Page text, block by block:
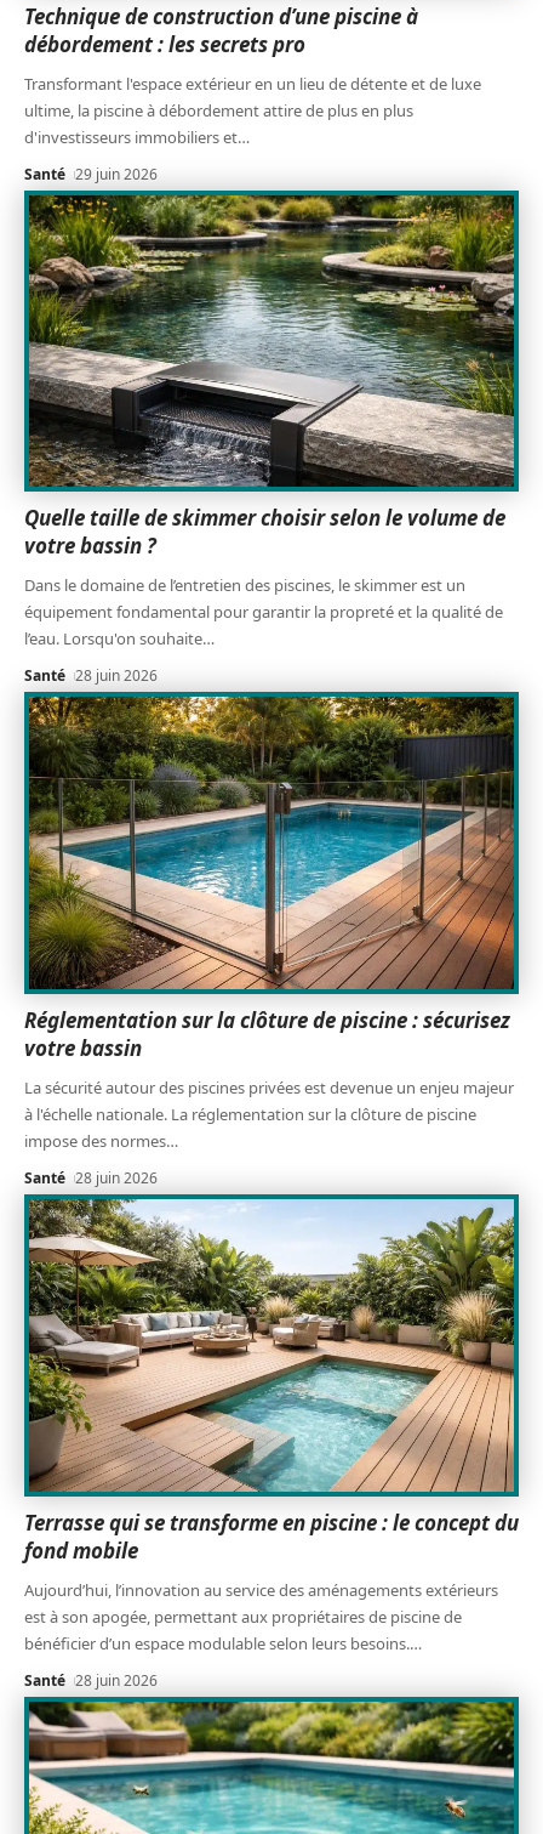
Technique de construction d’une piscine à
débordement : les secrets pro
Transformant l'espace extérieur en un lieu de détente et de luxe
ultime, la piscine à débordement attire de plus en plus
d'investisseurs immobiliers et…
Santé 29 juin 2026
Quelle taille de skimmer choisir selon le volume de
votre bassin ?
Dans le domaine de l’entretien des piscines, le skimmer est un
équipement fondamental pour garantir la propreté et la qualité de
l’eau. Lorsqu'on souhaite…
Santé 28 juin 2026
Réglementation sur la clôture de piscine : sécurisez
votre bassin
La sécurité autour des piscines privées est devenue un enjeu majeur
à l'échelle nationale. La réglementation sur la clôture de piscine
impose des normes…
Santé 28 juin 2026
Terrasse qui se transforme en piscine : le concept du
fond mobile
Aujourd’hui, l’innovation au service des aménagements extérieurs
est à son apogée, permettant aux propriétaires de piscine de
bénéficier d’un espace modulable selon leurs besoins.…
Santé 28 juin 2026